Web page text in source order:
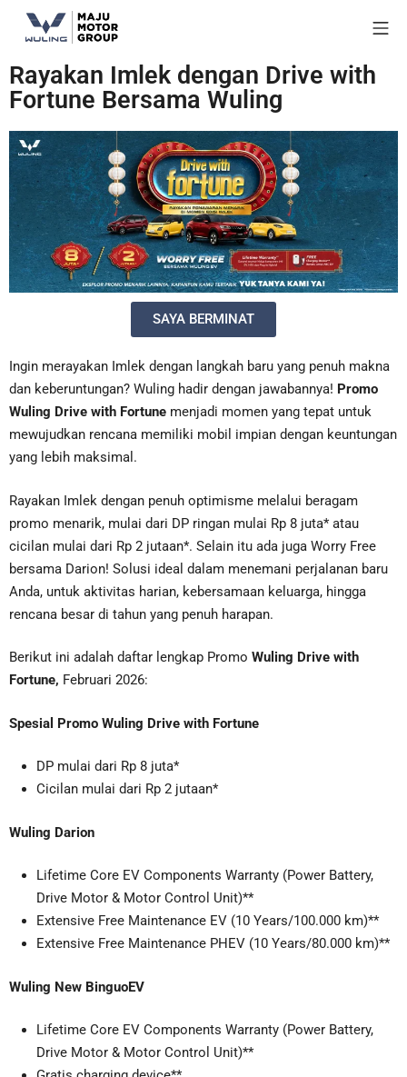
Rayakan Imlek dengan Drive with
Fortune Bersama Wuling
SAYA BERMINAT
Ingin merayakan Imlek dengan langkah baru yang penuh makna
dan keberuntungan? Wuling hadir dengan jawabannya! Promo
Wuling Drive with Fortune menjadi momen yang tepat untuk
mewujudkan rencana memiliki mobil impian dengan keuntungan
yang lebih maksimal.
Rayakan Imlek dengan penuh optimisme melalui beragam
promo menarik, mulai dari DP ringan mulai Rp 8 juta* atau
cicilan mulai dari Rp 2 jutaan*. Selain itu ada juga Worry Free
bersama Darion! Solusi ideal dalam menemani perjalanan baru
Anda, untuk aktivitas harian, kebersamaan keluarga, hingga
rencana besar di tahun yang penuh harapan.
Berikut ini adalah daftar lengkap Promo Wuling Drive with
Fortune, Februari 2026:
Spesial Promo Wuling Drive with Fortune
DP mulai dari Rp 8 juta*
Cicilan mulai dari Rp 2 jutaan*
Wuling Darion
Lifetime Core EV Components Warranty (Power Battery,
Drive Motor & Motor Control Unit)**
Extensive Free Maintenance EV (10 Years/100.000 km)**
Extensive Free Maintenance PHEV (10 Years/80.000 km)**
Wuling New BinguoEV
Lifetime Core EV Components Warranty (Power Battery,
Drive Motor & Motor Control Unit)**